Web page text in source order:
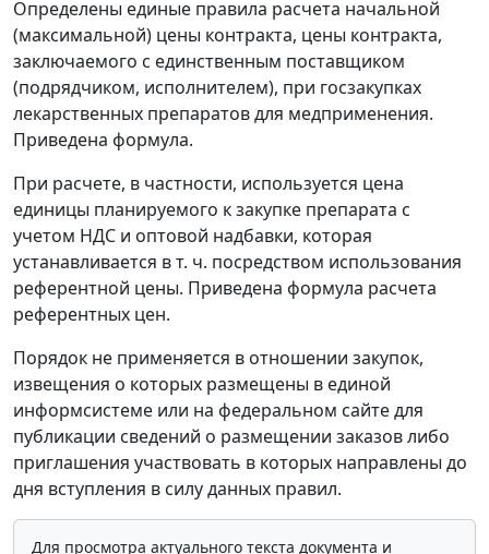
Определены единые правила расчета начальной
(максимальной) цены контракта, цены контракта,
заключаемого с единственным поставщиком
(подрядчиком, исполнителем), при госзакупках
лекарственных препаратов для медприменения.
Приведена формула.
При расчете, в частности, используется цена
единицы планируемого к закупке препарата с
учетом НДС и оптовой надбавки, которая
устанавливается в т. ч. посредством использования
референтной цены. Приведена формула расчета
референтных цен.
Порядок не применяется в отношении закупок,
извещения о которых размещены в единой
информсистеме или на федеральном сайте для
публикации сведений о размещении заказов либо
приглашения участвовать в которых направлены до
дня вступления в силу данных правил.
Для просмотра актуального текста документа и